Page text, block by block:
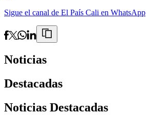
Sigue el canal de El País Cali en WhatsApp
Noticias
Destacadas
Noticias Destacadas